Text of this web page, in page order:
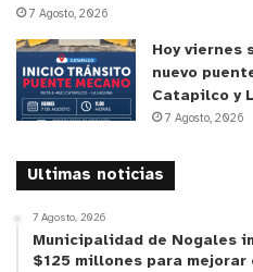
Llidó’ y con otras que
tema. Lo encontraba de
nos faltaba era ponernos
para que existiera
alguna otra plaza,
que estaba quedando el
pareció que siendo el
7 Agosto, 2026
Hoy
nuevo
Catapilco y
7 Agosto, 2026
Ultimas noticias
7 Agosto, 2026
Municipalidad de Nogales
$125 millones para